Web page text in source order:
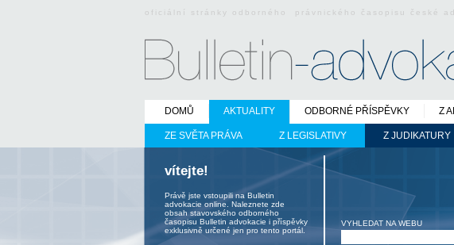
oficiální stránky odborného právnického časopisu české
DOMŮ AKTUALITY
ZE SVĚTA PRÁVA Z LEGISLATIVY Z JUDIKATURY
ODBORNÉ PŘÍSPĚVKY Z
vítejte!
Právě jste vstoupili na Bulletin
advokacie online. Naleznete zde
obsah stavovského odborného
časopisu Bulletin advokacie i příspěvky
exklusivně určené jen pro tento portál.
VYHLEDAT NA WEBU